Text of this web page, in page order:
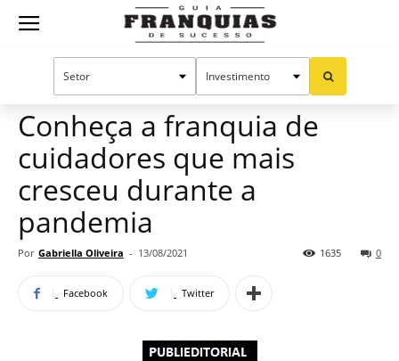
Guia
Sucesso
Mercado de franquias Publieditorial
Conheça a franquia de
cuidadores que mais
cresceu durante a
pandemia
Por Gabriella Oliveira - 13/08/2021 0
1635
Facebook Twitter